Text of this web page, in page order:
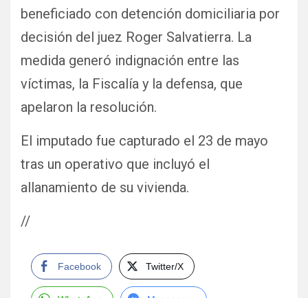
beneficiado con detención domiciliaria por
decisión del juez Roger Salvatierra. La
medida generó indignación entre las
víctimas, la Fiscalía y la defensa, que
apelaron la resolución.
El imputado fue capturado el 23 de mayo
tras un operativo que incluyó el
allanamiento de su vivienda.
//
Facebook Twitter/X